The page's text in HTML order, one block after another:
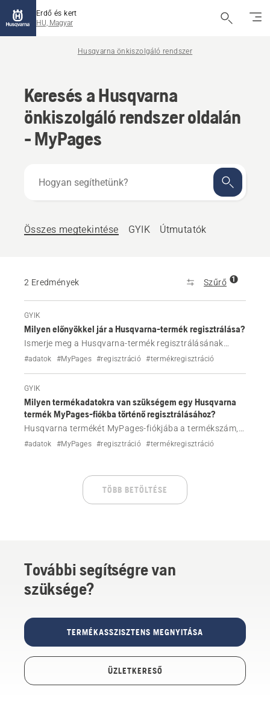
Erdő és kert
HU, Magyar
Husqvarna önkiszolgáló rendszer
Keresés a Husqvarna
önkiszolgáló rendszer oldalán
- MyPages
segíthetünk?
Összes megtekintése GYIK Útmutatók
2 Eredmények Szűrő 1
GYIK
Milyen előnyökkel jár a Husqvarna-termék regisztrálása?
Ismerje meg a Husqvarna-termék regisztrálásának
előnyeit
#adatok #MyPages #regisztráció #termékregisztráció
GYIK
Milyen termékadatokra van szükségem egy Husqvarna
termék MyPages-fiókba történő regisztrálásához?
Husqvarna termékét MyPages-fiókjába a termékszám, a
sorozatszám vagy a Husqvarna azonosító segítségével
létrehozta MyPages-fiókját vagy bejelentkezett abba.
#adatok #MyPages #regisztráció #termékregisztráció
TÖBB BETÖLTÉSE
További segítségre van
szüksége?
TERMÉKASSZISZTENS MEGNYITÁSA
ÜZLETKERESŐ